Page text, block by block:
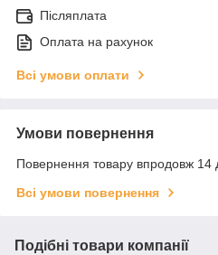
Післяплата
Оплата на рахунок
Всі умови оплати
Умови повернення
Повернення товару впродовж 14
Всі умови повернення
Подібні товари компанії